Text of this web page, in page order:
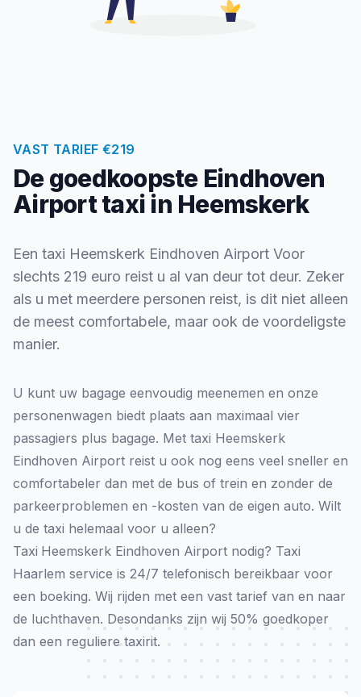
VAST TARIEF €219
De goedkoopste Eindhoven
Airport taxi in Heemskerk
Een taxi Heemskerk Eindhoven Airport Voor
slechts 219 euro reist u al van deur tot deur. Zeker
als u met meerdere personen reist, is dit niet alleen
de meest comfortabele, maar ook de voordeligste
manier.
U kunt uw bagage eenvoudig meenemen en onze
personenwagen biedt plaats aan maximaal vier
passagiers plus bagage. Met taxi Heemskerk
Eindhoven Airport reist u ook nog eens veel sneller en
comfortabeler dan met de bus of trein en zonder de
parkeerproblemen en -kosten van de eigen auto. Wilt
u de taxi helemaal voor u alleen?
Taxi Heemskerk Eindhoven Airport nodig? Taxi
Haarlem service is 24/7 telefonisch bereikbaar voor
een boeking. Wij rijden met een vast tarief van en naar
de luchthaven. Desondanks zijn wij 50% goedkoper
dan een reguliere taxirit.